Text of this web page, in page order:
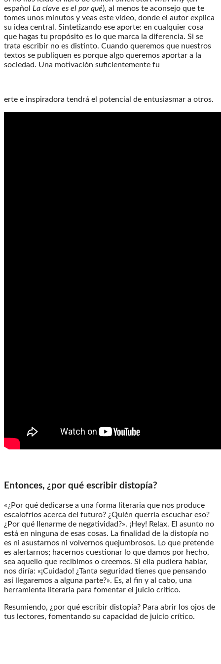
español La clave es el por qué), al menos te aconsejo que te
tomes unos minutos y veas este vídeo, donde el autor explica
su idea central. Sintetizando ese aporte: en cualquier cosa
que hagas tu propósito es lo que marca la diferencia. Si se
trata escribir no es distinto. Cuando queremos que nuestros
textos se publiquen es porque algo queremos aportar a la
sociedad. Una motivación suficientemente fu
erte e inspiradora tendrá el potencial de entusiasmar a otros.
Entonces, ¿por qué escribir distopía?
«¿Por qué dedicarse a una forma literaria que nos produce
escalofríos acerca del futuro? ¿Quién querría escuchar eso?
¿Por qué llenarme de negatividad?». ¡Hey! Relax. El asunto no
está en ninguna de esas cosas. La finalidad de la distopía no
es ni asustarnos ni volvernos quejumbrosos. Lo que pretende
es alertarnos; hacernos cuestionar lo que damos por hecho,
sea aquello que recibimos o creemos. Si ella pudiera hablar,
nos diría: «¡Cuidado! ¿Tanta seguridad tienes que pensando
así llegaremos a alguna parte?». Es, al fin y al cabo, una
herramienta literaria para fomentar el juicio crítico.
Resumiendo, ¿por qué escribir distopía? Para abrir los ojos de
tus lectores, fomentando su capacidad de juicio crítico.